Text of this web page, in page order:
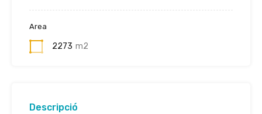
Area
2273 m2
Descripció